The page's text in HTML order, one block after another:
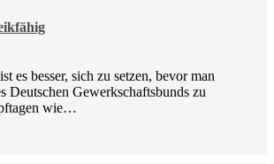
es besser, sich zu setzen, bevor man
Deutschen Gewerkschaftsbunds zu
wie…